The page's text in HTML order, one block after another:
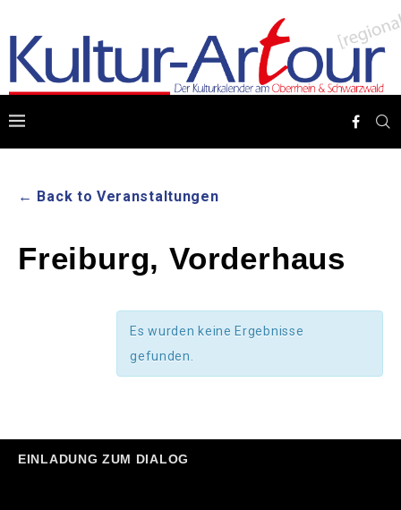
← Back to Veranstaltungen
Freiburg, Vorderhaus
Es wurden keine Ergebnisse
gefunden.
EINLADUNG ZUM DIALOG